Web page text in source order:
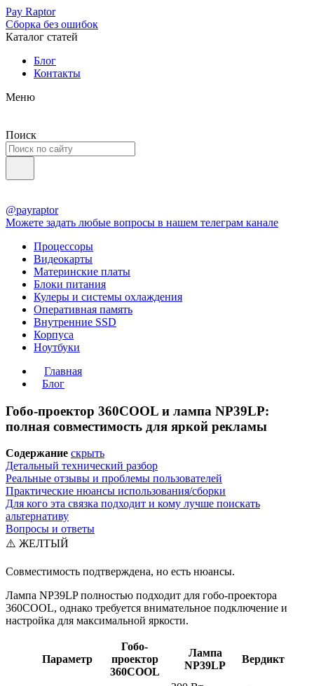
Pay Raptor
Сборка без ошибок
Каталог статей
Блог
Контакты
Меню
Поиск
@payraptor
Можете задать любые вопросы в нашем телеграм канале
Процессоры
Видеокарты
Материнские платы
Блоки питания
Кулеры и системы охлаждения
Оперативная память
Внутренние SSD
Корпуса
Ноутбуки
Главная
Блог
Гобо-проектор 360СOOL и лампа NP39LP:
полная совместимость для яркой рекламы
Содержание скрыть
Детальный технический разбор
Реальные отзывы и проблемы пользователей
Практические нюансы использования/сборки
Для кого эта связка подходит и кому лучше поискать
альтернативу
Вопросы и ответы
⚠️ ЖЕЛТЫЙ
Совместимость подтверждена, но есть нюансы.
Лампа NP39LP полностью подходит для гобо-проектора
360СOOL, однако требуется внимательное подключение и
настройка для максимальной яркости.
Параметр
Гобо-
проектор
360СOOL
Лампа
NP39LP
Вердикт